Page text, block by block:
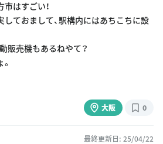
市はすごい！
しておまして、駅構内にはあちこちに設
販売機もあるねやて？
大阪 0
最終更新日: 25/04/22